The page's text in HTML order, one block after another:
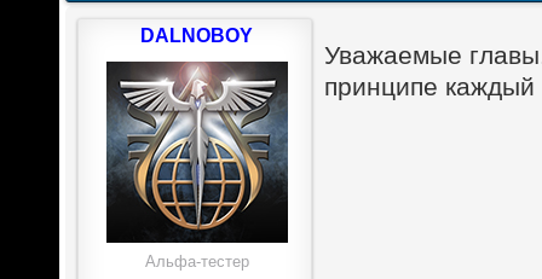
Уважаемые
принципе каждый
DALNOBOY
Альфа-тестер